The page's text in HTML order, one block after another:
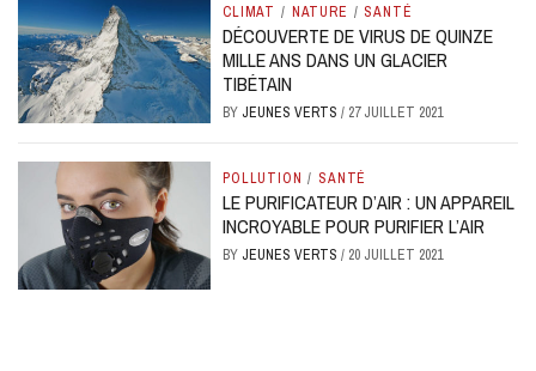
CLIMAT / NATURE / SANTÉ
DÉCOUVERTE DE VIRUS DE QUINZE
MILLE ANS DANS UN GLACIER
TIBÉTAIN
BY JEUNES VERTS/ 27 JUILLET 2021
POLLUTION / SANTÉ
LE PURIFICATEUR D’AIR : UN APPAREIL
INCROYABLE POUR PURIFIER L’AIR
BY JEUNES VERTS/ 20 JUILLET 2021